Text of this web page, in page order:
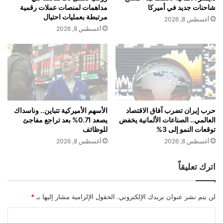
خلال السنوات اللاحقة على مختلف الصعد.
أما قطر وقيرغيزيا فبينهما علاقات سياسية
واقتصادية متينة، فيما تقيم الدوحة علاقات
وافتتحت السفارة القطرية بأستانة في شهر
الكازاخية في الدوحة قبلها بعام.
ج
د
ة
ق
ر
ب
اً
م
ن
أ
ل
غ
ا
م
ا
ل
ح
ر
ة
شاحنات جديد في أميركا
أغسطس 8, 2026
مداهمات لمنصات عملات رقمية
مرتبطة بعمليات احتيال
أغسطس 8, 2026
حرب إيران تضرب آفاق الاقتصاد
العالمي.. الصناعات الألمانية يخفض
توقعات النمو إلى 3%
أغسطس 8, 2026
الأسهم الأميركية تتباين.. وناسداك
يصعد 0.71% بعد تراجع مفاجئ
للوظائف
أغسطس 8, 2026
اترك تعليقاً
لن يتم نشر عنوان بريدك الإلكتروني. الحقول الإلزامية مشار إليها بـ *